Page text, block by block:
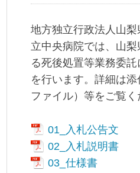
地方独立行政法人山
立中央病院では、山
る死後処置等業務委
を行います。詳細は
ファイル）等をご覧く
01_入札公告文
02_入札説明書
03_仕様書